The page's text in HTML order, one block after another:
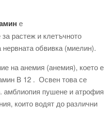
е
растеж и клетъчното
нервната обвивка (миелин).
на анемия (анемия), което е
В 12 . Освен това се
амблиопия пушене и атрофия
които водят до различни